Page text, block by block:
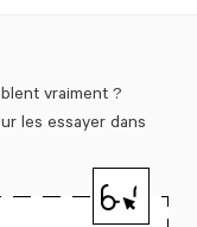
vraiment ?
les essayer dans